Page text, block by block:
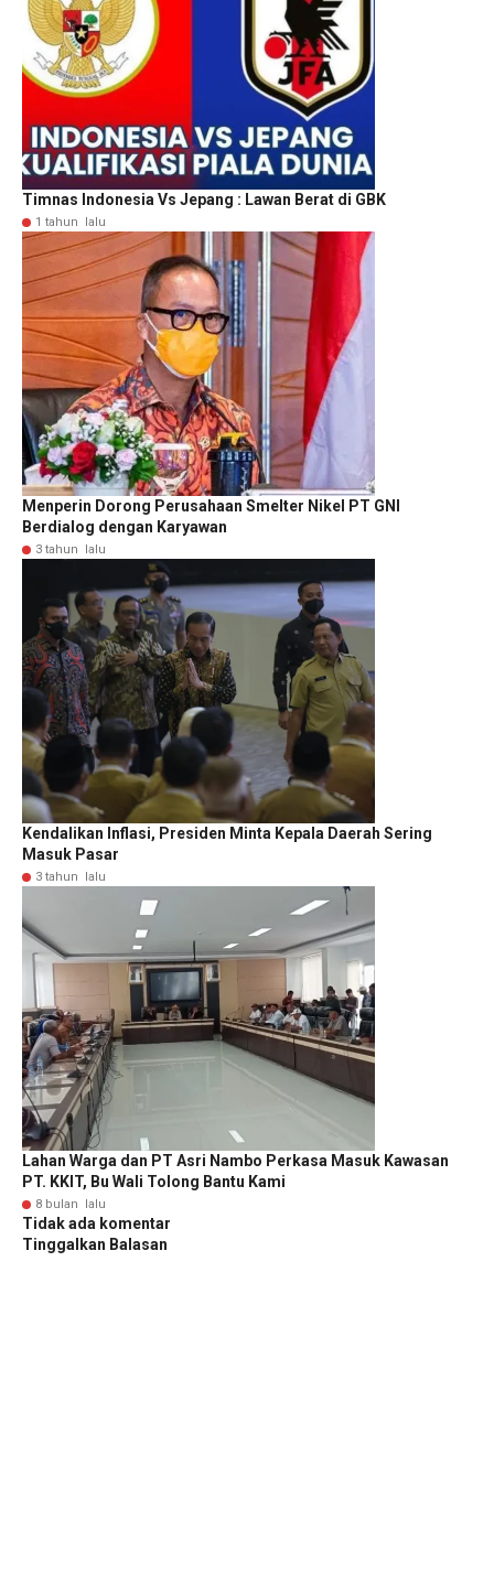
Timnas Indonesia Vs Jepang : Lawan Berat di GBK
1 tahun lalu
Menperin Dorong Perusahaan Smelter Nikel PT GNI
Berdialog dengan Karyawan
3 tahun lalu
Kendalikan Inflasi, Presiden Minta Kepala Daerah Sering
Masuk Pasar
3 tahun lalu
Lahan Warga dan PT Asri Nambo Perkasa Masuk Kawasan
PT. KKIT, Bu Wali Tolong Bantu Kami
8 bulan lalu
Tidak ada komentar
Tinggalkan Balasan